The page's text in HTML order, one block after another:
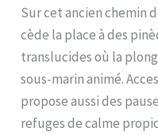
Sur cet ancien chemin
cède la place à des
translucides où la
sous-marin animé.
propose aussi des
refuges de calme